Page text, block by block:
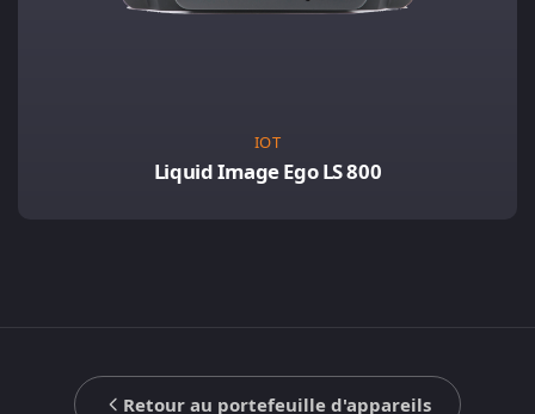
IOT
Liquid Image Ego LS 800
Retour au portefeuille d'appareils